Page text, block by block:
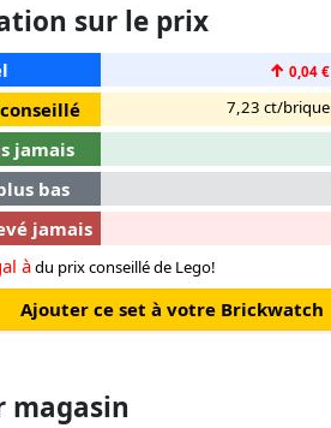
sur le prix
↑ 0,04 €
7,23 ct/brique
jamais
bas
jamais
àdu prix conseillé de Lego!
Ajouter ce set à votre Brickwatch
magasin